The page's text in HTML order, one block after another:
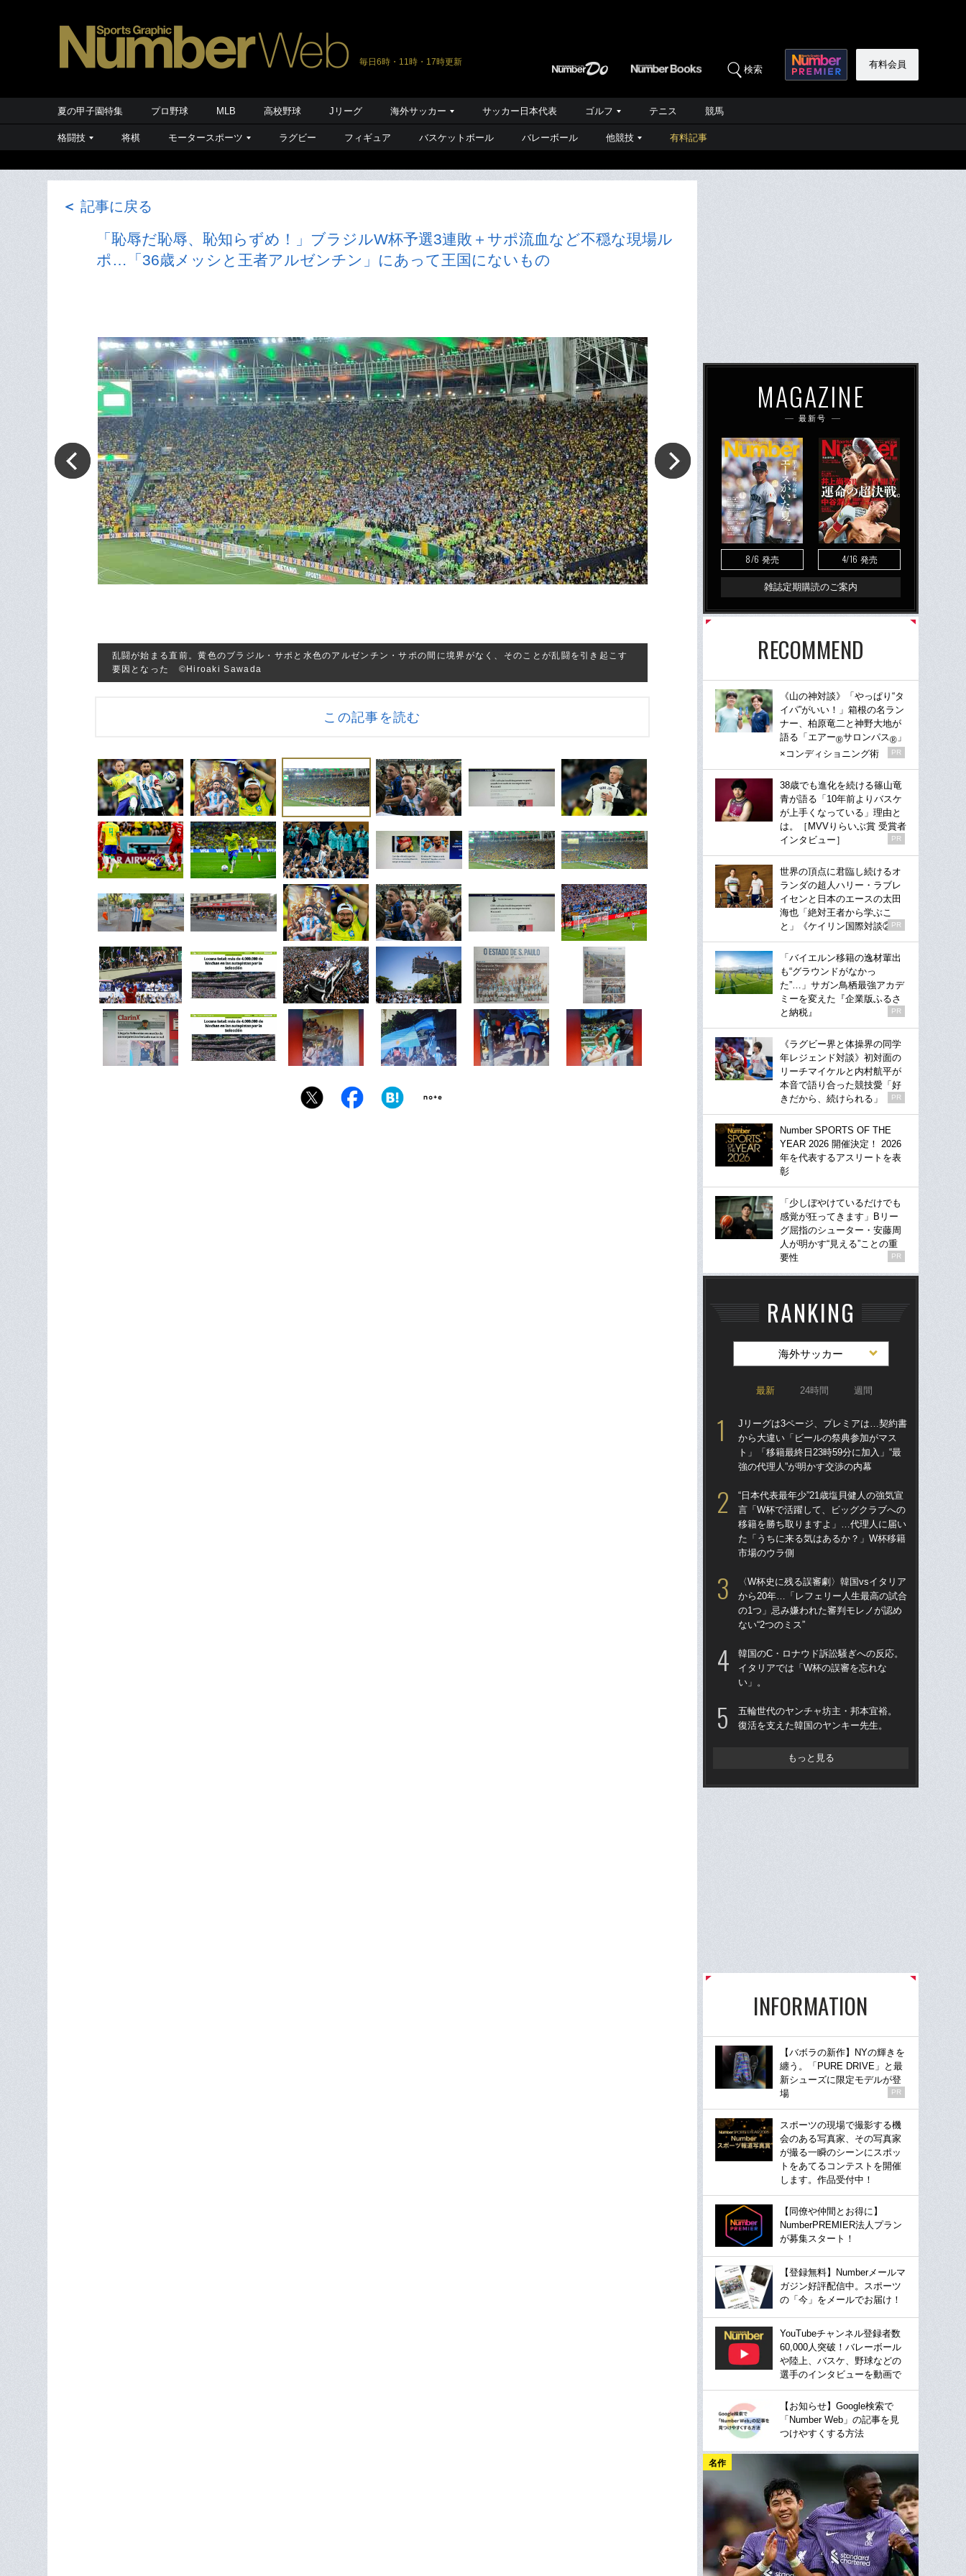
毎日6時・11時・17時更新
検索 有料会員
夏の甲子園特集 プロ野球 MLB 高校野球 Jリーグ 海外サッカー サッカー日本代表 ゴルフ テニス 競馬
格闘技 将棋 モータースポーツ ラグビー フィギュア バスケットボール バレーボール 他競技 有料記事
＜ 記事に戻る
「恥辱だ恥辱、恥知らずめ！」ブラジルW杯予選3連敗＋サポ流血など不穏な現場ル
ポ…「36歳メッシと王者アルゼンチン」にあって王国にないもの
乱闘が始まる直前。黄色のブラジル・サポと水色のアルゼンチン・サポの間に境界がなく、そのことが乱闘を引き起こす
要因となった ©Hiroaki Sawada
この記事を読む
MAGAZINE
最新号
8/6 発売 4/16 発売
雑誌定期購読のご案内
RECOMMEND
《山の神対談》「やっぱり“タ
イパ”がいい！」箱根の名ラン
ナー、柏原竜二と神野大地が
語る「エアー®サロンパス® 」
×コンディショニング術
PR
38歳でも進化を続ける篠山竜
青が語る「10年前よりバスケ
が上手くなっている」理由と
は。［MVVりらいぶ賞 受賞者
インタビュー］
PR
世界の頂点に君臨し続けるオ
ランダの超人ハリー・ラブレ
イセンと日本のエースの太田
海也「絶対王者から学ぶこ
と」《ケイリン国際対談②》
PR
「バイエルン移籍の逸材輩出
も“グラウンドがなかっ
た”…」サガン鳥栖最強アカデ
ミーを変えた『企業版ふるさ
と納税』
PR
《ラグビー界と体操界の同学
年レジェンド対談》初対面の
リーチマイケルと内村航平が
本音で語り合った競技愛「好
きだから、続けられる」
PR
Number SPORTS OF THE
YEAR 2026 開催決定！ 2026
年を代表するアスリートを表
彰
「少しぼやけているだけでも
感覚が狂ってきます」Bリー
グ屈指のシューター・安藤周
人が明かす“見える”ことの重
要性
PR
RANKING
海外サッカー
最新 24時間 週間
Jリーグは3ページ、プレミアは…契約書
から大違い「ビールの祭典参加がマス
ト」「移籍最終日23時59分に加入」“最
強の代理人”が明かす交渉の内幕
“日本代表最年少”21歳塩貝健人の強気宣
言「W杯で活躍して、ビッグクラブへの
移籍を勝ち取りますよ」…代理人に届い
た「うちに来る気はあるか？」W杯移籍
市場のウラ側
〈W杯史に残る誤審劇〉韓国vsイタリア
から20年…「レフェリー人生最高の試合
の1つ」忌み嫌われた審判モレノが認め
ない“2つのミス”
韓国のC・ロナウド訴訟騒ぎへの反応。
イタリアでは「W杯の誤審を忘れな
い」。
五輪世代のヤンチャ坊主・邦本宜裕。
復活を支えた韓国のヤンキー先生。
もっと見る
INFORMATION
【バボラの新作】NYの輝きを
纏う。「PURE DRIVE」と最
新シューズに限定モデルが登
場
PR
スポーツの現場で撮影する機
会のある写真家、その写真家
が撮る一瞬のシーンにスポッ
トをあてるコンテストを開催
します。作品受付中！
【同僚や仲間とお得に】
NumberPREMIER法人プラン
が募集スタート！
【登録無料】Numberメールマ
ガジン好評配信中。スポーツ
の「今」をメールでお届け！
YouTubeチャンネル登録者数
60,000人突破！バレーボール
や陸上、バスケ、野球などの
選手のインタビューを動画で
【お知らせ】Google検索で
「Number Web」の記事を見
つけやすくする方法
名作